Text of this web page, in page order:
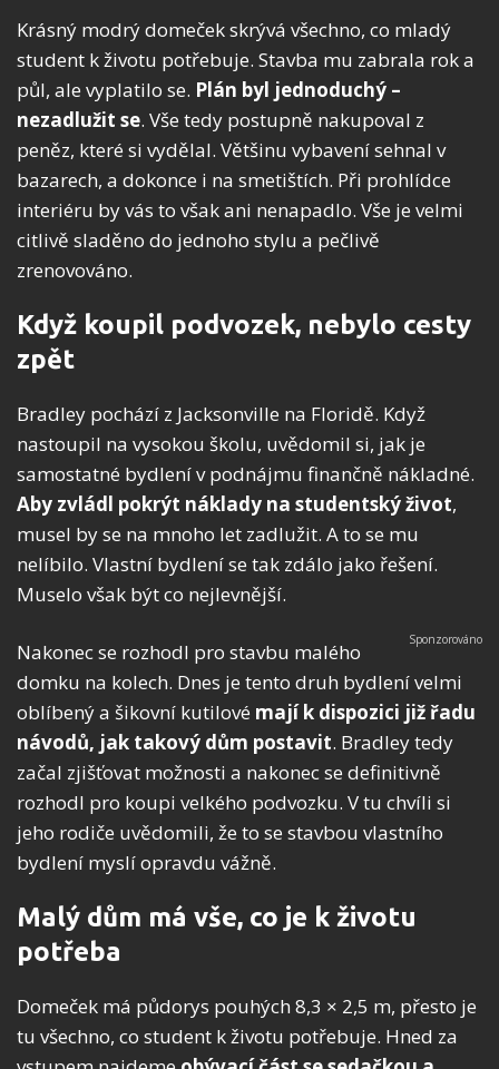
Krásný modrý domeček skrývá všechno, co mladý
student k životu potřebuje. Stavba mu zabrala rok a
půl, ale vyplatilo se. Plán byl jednoduchý –
nezadlužit se. Vše tedy postupně nakupoval z
peněz, které si vydělal. Většinu vybavení sehnal v
bazarech, a dokonce i na smetištích. Při prohlídce
interiéru by vás to však ani nenapadlo. Vše je velmi
citlivě sladěno do jednoho stylu a pečlivě
zrenovováno.
Když koupil podvozek, nebylo cesty
zpět
Bradley pochází z Jacksonville na Floridě. Když
nastoupil na vysokou školu, uvědomil si, jak je
samostatné bydlení v podnájmu finančně nákladné.
Aby zvládl pokrýt náklady na studentský život,
musel by se na mnoho let zadlužit. A to se mu
nelíbilo. Vlastní bydlení se tak zdálo jako řešení.
Muselo však být co nejlevnější.
Nakonec se rozhodl pro stavbu malého
domku na kolech. Dnes je tento druh bydlení velmi
oblíbený a šikovní kutilové mají k dispozici již řadu
návodů, jak takový dům postavit. Bradley tedy
začal zjišťovat možnosti a nakonec se definitivně
rozhodl pro koupi velkého podvozku. V tu chvíli si
jeho rodiče uvědomili, že to se stavbou vlastního
bydlení myslí opravdu vážně.
Malý dům má vše, co je k životu
potřeba
Domeček má půdorys pouhých 8,3 × 2,5 m, přesto je
tu všechno, co student k životu potřebuje. Hned za